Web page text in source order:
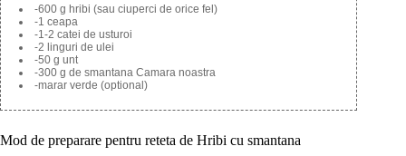
-600 g hribi (sau ciuperci de orice fel)
-1 ceapa
-1-2 catei de usturoi
-2 linguri de ulei
-50 g unt
-300 g de smantana Camara noastra
-marar verde (optional)
Mod de preparare pentru reteta de Hribi cu smantana